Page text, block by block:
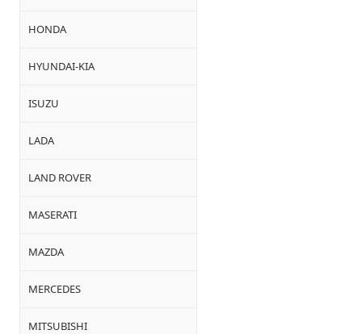
HONDA
HYUNDAI-KIA
ISUZU
LADA
LAND ROVER
MASERATI
MAZDA
MERCEDES
MITSUBISHI